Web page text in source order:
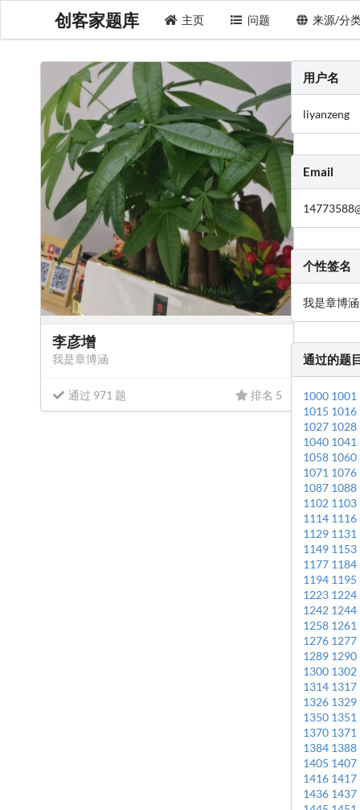
创客家题库 主页 问题 来源/分
李彦增
我是章博涵
通过 971 题 排名 5
用户名
liyanzeng
Email
个性签名
我是章博涵
通过的题
1000 1001
1015 1016
1027 1028
1040 1041
1058 1060
1071 1076
1087 1088
1102 1103
1114 1116
1129 1131
1149 1153
1177 1184
1194 1195
1223 1224
1242 1244
1258 1261
1276 1277
1289 1290
1300 1302
1314 1317
1326 1329
1350 1351
1370 1371
1384 1388
1405 1407
1416 1417
1436 1437